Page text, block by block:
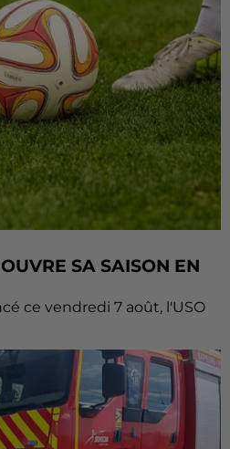
SA SAISON EN
ce vendredi 7 août, l'USO